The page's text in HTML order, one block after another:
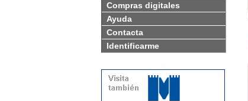
Compras digitales
Ayuda
Contacta
Identificarme